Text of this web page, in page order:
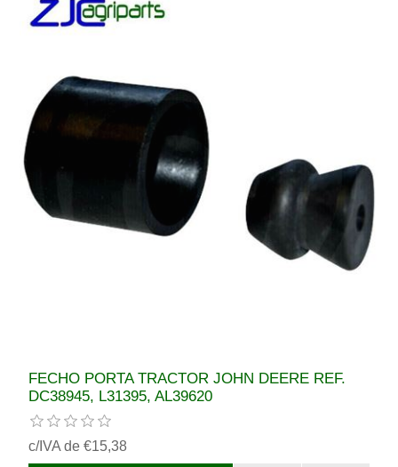
FECHO PORTA TRACTOR JOHN DEERE REF.
DC38945, L31395, AL39620
c/IVA de €15,38